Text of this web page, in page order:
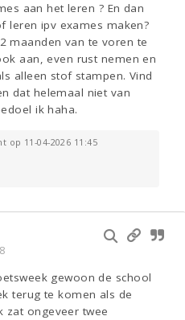
aan het leren ? En dan
leren ipv exames maken?
maanden van te voren te
aan, even rust nemen en
alleen stof stampen. Vind
dat helemaal niet van
ik haha.
11-04-2026 11:45
gewoon de school
terug te komen als de
zat ongeveer twee